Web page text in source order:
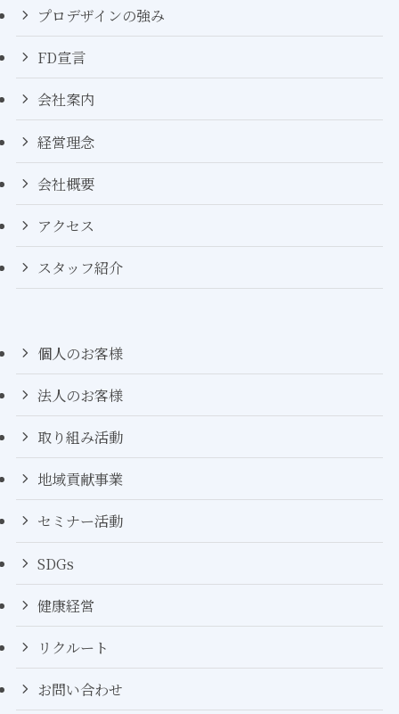
プロデザインの強み
FD宣言
会社案内
経営理念
会社概要
アクセス
スタッフ紹介
個人のお客様
法人のお客様
取り組み活動
地域貢献事業
セミナー活動
SDGs
健康経営
リクルート
お問い合わせ